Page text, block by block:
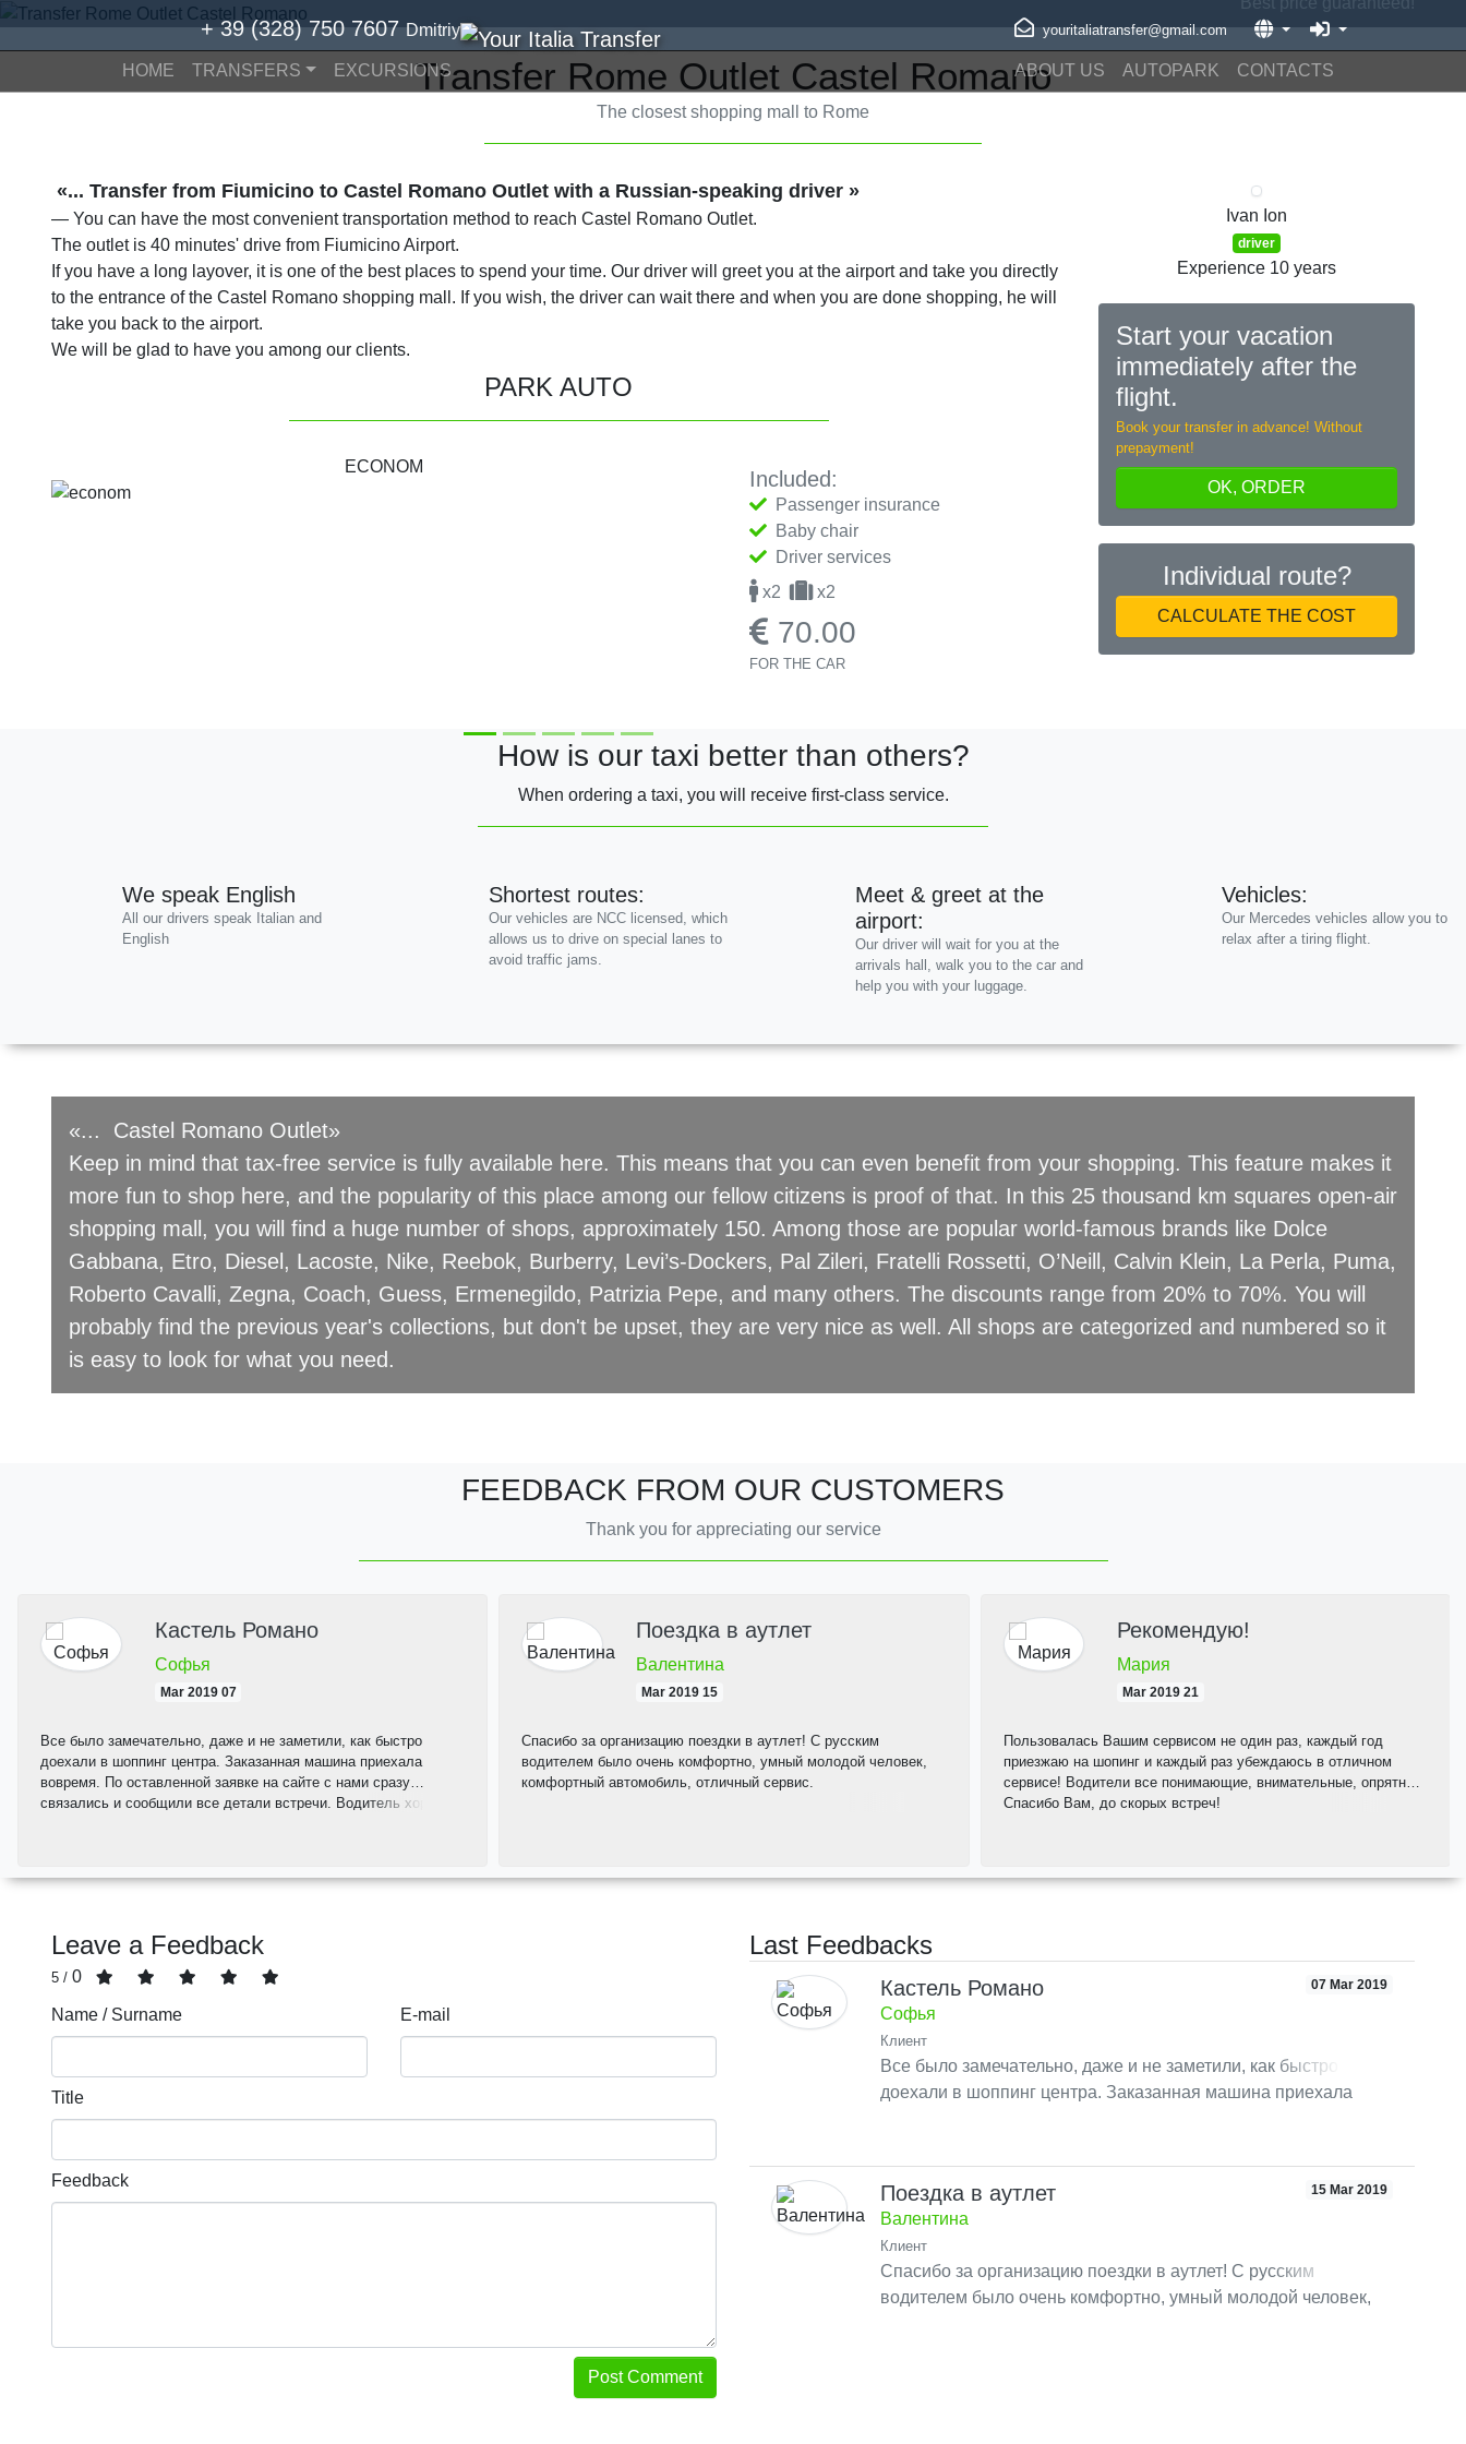
+ 39 (328) 750 7607Dmitriy
HOME TRANSFERS EXCURSIONS
youritaliatransfer@gmail.com
ABOUT US AUTOPARK CONTACTS
Transfer Rome Outlet Castel Romano
The closest shopping mall to Rome
«... Transfer from Fiumicino to Castel Romano Outlet with a Russian-speaking driver »
— You can have the most convenient transportation method to reach Castel Romano Outlet.
The outlet is 40 minutes' drive from Fiumicino Airport.
If you have a long layover, it is one of the best places to spend your time. Our driver will greet you at the airport and take you directly
to the entrance of the Castel Romano shopping mall. If you wish, the driver can wait there and when you are done shopping, he will
take you back to the airport.
We will be glad to have you among our clients.
PARK AUTO
ECONOM
Included:
Passenger insurance
Baby chair
Driver services
x2
x2
70.00
FOR THE CAR
Ivan Ion
driver
Experience 10 years
Start your vacation
immediately after the
flight.
Book your transfer in advance! Without
prepayment!
OK, ORDER
Individual route?
CALCULATE THE COST
How is our taxi better than others?
When ordering a taxi, you will receive first-class service.
We speak English
All our drivers speak Italian and
English
Shortest routes:
Our vehicles are NCC licensed, which
allows us to drive on special lanes to
avoid traffic jams.
Meet & greet at the
airport:
Our driver will wait for you at the
arrivals hall, walk you to the car and
help you with your luggage.
Vehicles:
Our Mercedes vehicles allow you to
relax after a tiring flight.
«... Castel Romano Outlet»
Keep in mind that tax-free service is fully available here. This means that you can even benefit from your shopping. This feature makes it
more fun to shop here, and the popularity of this place among our fellow citizens is proof of that. In this 25 thousand km squares open-air
shopping mall, you will find a huge number of shops, approximately 150. Among those are popular world-famous brands like Dolce
Gabbana, Etro, Diesel, Lacoste, Nike, Reebok, Burberry, Levi’s-Dockers, Pal Zileri, Fratelli Rossetti, O’Neill, Calvin Klein, La Perla, Puma,
Roberto Cavalli, Zegna, Coach, Guess, Ermenegildo, Patrizia Pepe, and many others. The discounts range from 20% to 70%. You will
probably find the previous year's collections, but don't be upset, they are very nice as well. All shops are categorized and numbered so it
is easy to look for what you need.
FEEDBACK FROM OUR CUSTOMERS
Thank you for appreciating our service
Кастель Романо
Софья
07 Mar 2019
Все было замечательно, даже и не заметили, как быстро
доехали в шоппинг центра. Заказанная машина приехала
вовремя. По оставленной заявке на сайте с нами сразу
связались и сообщили все детали встречи. Водитель хорошо
Поездка в аутлет
Валентина
15 Mar 2019
Спасибо за организацию поездки в аутлет! С русским
водителем было очень комфортно, умный молодой человек,
комфортный автомобиль, отличный сервис.
Рекомендую!
Мария
21 Mar 2019
Пользовалась Вашим сервисом не один раз, каждый год
приезжаю на шопинг и каждый раз убеждаюсь в отличном
сервисе! Водители все понимающие, внимательные, опрятные!
Спасибо Вам, до скорых встреч!
Leave a Feedback
0
/ 5
Name / Surname E-mail
Title
Feedback
Post Comment
Last Feedbacks
07 Mar 2019
Кастель Романо
Софья
Клиент
Все было замечательно, даже и не заметили, как быстро
доехали в шоппинг центра. Заказанная машина приехала
говорит на русском, что очень порадовало.
15 Mar 2019
Поездка в аутлет
Валентина
Клиент
Спасибо за организацию поездки в аутлет! С русским
водителем было очень комфортно, умный молодой человек,